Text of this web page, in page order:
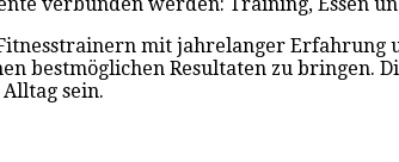
Fitnesstrainern mit jahrelanger
bestmöglichen Resultaten zu
sein.